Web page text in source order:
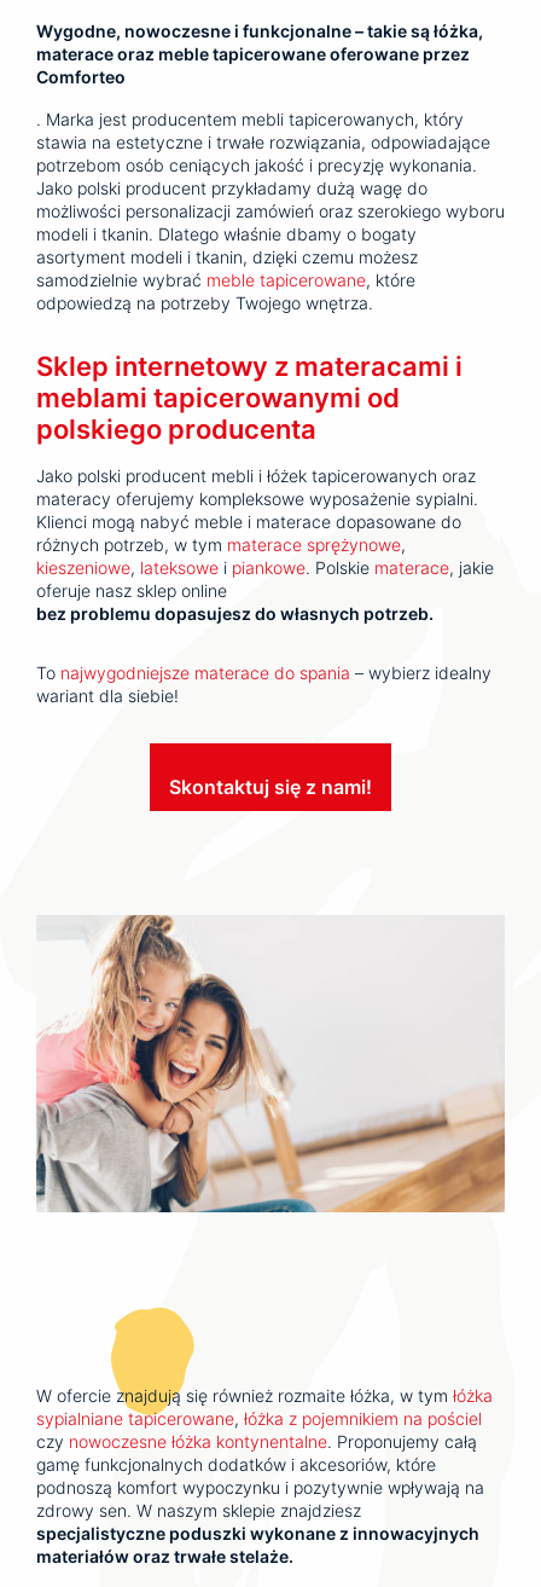
Wygodne, nowoczesne i funkcjonalne – takie są łóżka,
materace oraz meble tapicerowane oferowane przez
Comforteo
. Marka jest producentem mebli tapicerowanych, który
stawia na estetyczne i trwałe rozwiązania, odpowiadające
potrzebom osób ceniących jakość i precyzję wykonania.
Jako polski producent przykładamy dużą wagę do
możliwości personalizacji zamówień oraz szerokiego wyboru
modeli i tkanin. Dlatego właśnie dbamy o bogaty
asortyment modeli i tkanin, dzięki czemu możesz
samodzielnie wybrać meble tapicerowane, które
odpowiedzą na potrzeby Twojego wnętrza.
Sklep internetowy z materacami i
meblami tapicerowanymi od
polskiego producenta
Jako polski producent mebli i łóżek tapicerowanych oraz
materacy oferujemy kompleksowe wyposażenie sypialni.
Klienci mogą nabyć meble i materace dopasowane do
różnych potrzeb, w tym materace sprężynowe,
kieszeniowe, lateksowe i piankowe. Polskie materace, jakie
oferuje nasz sklep online
bez problemu dopasujesz do własnych potrzeb.
To najwygodniejsze materace do spania – wybierz idealny
wariant dla siebie!
Skontaktuj się z nami!
W ofercie znajdują się również rozmaite łóżka, w tym łóżka
sypialniane tapicerowane, łóżka z pojemnikiem na pościel
czy nowoczesne łóżka kontynentalne. Proponujemy całą
gamę funkcjonalnych dodatków i akcesoriów, które
podnoszą komfort wypoczynku i pozytywnie wpływają na
zdrowy sen. W naszym sklepie znajdziesz
specjalistyczne poduszki wykonane z innowacyjnych
materiałów oraz trwałe stelaże.